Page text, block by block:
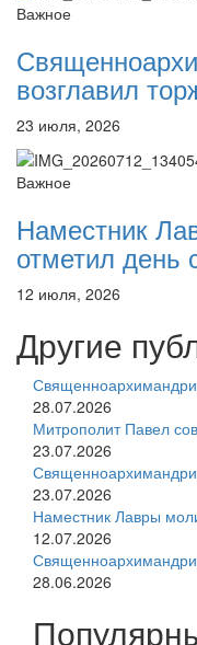
Важное
возглавил
23 июля, 2026
Важное
Наместник
отметил день
12 июля, 2026
Другие
28.07.2026
Митрополит Павел
23.07.2026
23.07.2026
Наместник Лавры
12.07.2026
28.06.2026